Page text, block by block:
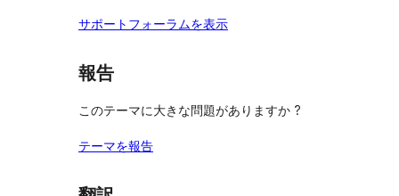
サポートフォーラムを表示
報告
このテーマに大きな問題がありますか ?
テーマを報告